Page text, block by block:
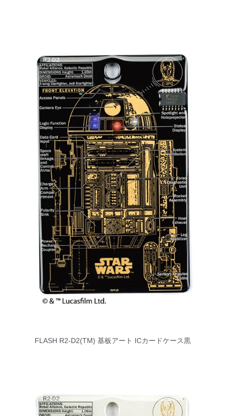
FLASH R2-D2(TM) 基板アート ICカードケース黒